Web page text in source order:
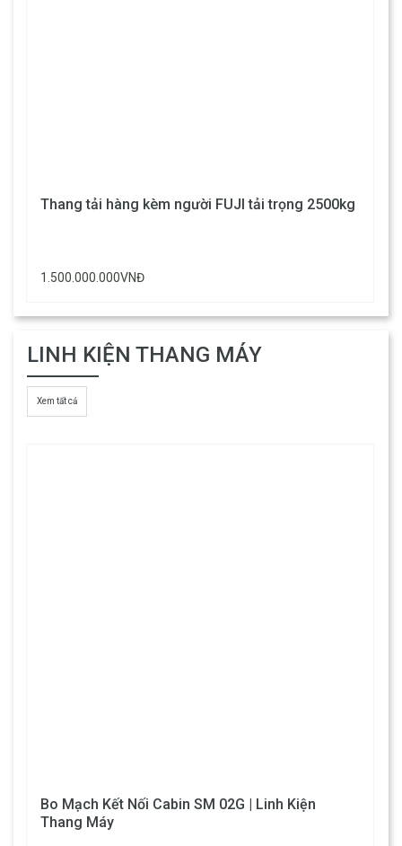
Thang tải hàng kèm người FUJI tải trọng 2500kg
1.500.000.000VNĐ
LINH KIỆN THANG MÁY
Xem tất cả
Bo Mạch Kết Nối Cabin SM 02G | Linh Kiện
Thang Máy